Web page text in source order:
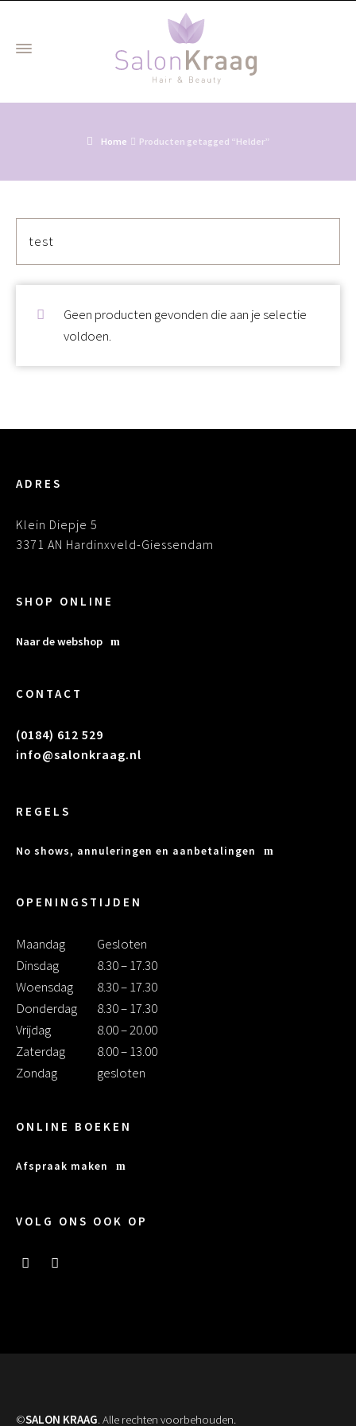
Home Producten getagged “Helder”
Geen producten gevonden die aan je selectie
voldoen.
test
ADRES
Klein Diepje 5
3371 AN Hardinxveld-Giessendam
SHOP ONLINE
Naar de webshop
CONTACT
(0184) 612 529
info@salonkraag.nl
REGELS
No shows, annuleringen en aanbetalingen
OPENINGSTIJDEN
Maandag
Gesloten
Dinsdag
8.30 – 17.30
Woensdag
8.30 – 17.30
Donderdag
8.30 – 17.30
Vrijdag
8.00 – 20.00
Zaterdag
8.00 – 13.00
Zondag
gesloten
ONLINE BOEKEN
Afspraak maken
VOLG ONS OOK OP
©SALON KRAAG. Alle rechten voorbehouden.